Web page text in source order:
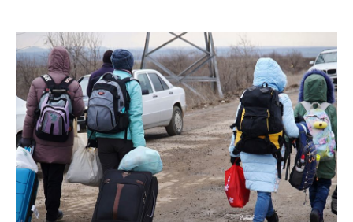
© UN Women